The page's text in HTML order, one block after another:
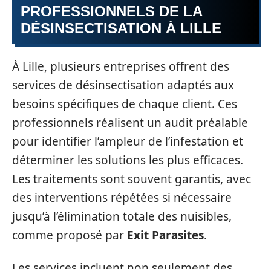
PROFESSIONNELS DE LA
DÉSINSECTISATION À LILLE
À Lille, plusieurs entreprises offrent des
services de désinsectisation adaptés aux
besoins spécifiques de chaque client. Ces
professionnels réalisent un audit préalable
pour identifier l’ampleur de l’infestation et
déterminer les solutions les plus efficaces.
Les traitements sont souvent garantis, avec
des interventions répétées si nécessaire
jusqu’à l’élimination totale des nuisibles,
comme proposé par Exit Parasites.